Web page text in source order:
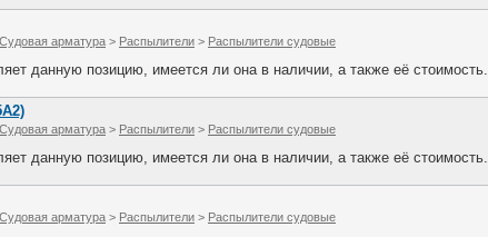
Судовая арматура > Распылители > Распылители судовые
данную позицию, имеется ли она в наличии, а также её стоимость.
Судовая арматура > Распылители > Распылители судовые
данную позицию, имеется ли она в наличии, а также её стоимость.
Судовая арматура > Распылители > Распылители судовые